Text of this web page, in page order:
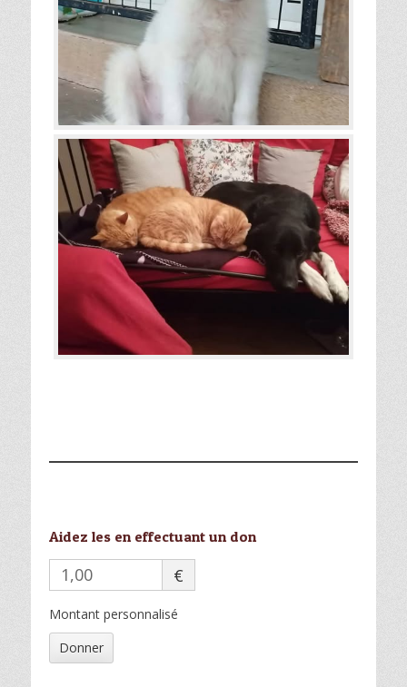
Aidez les en effectuant un don
€
Montant personnalisé
Donner